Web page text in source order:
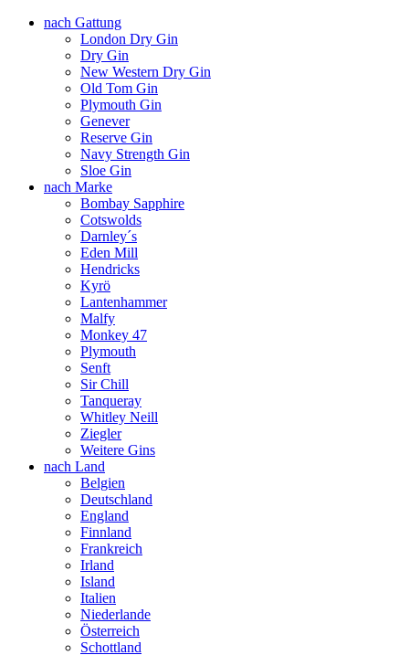
nach Gattung
London Dry Gin
Dry Gin
New Western Dry Gin
Old Tom Gin
Plymouth Gin
Genever
Reserve Gin
Navy Strength Gin
Sloe Gin
nach Marke
Bombay Sapphire
Cotswolds
Darnley´s
Eden Mill
Hendricks
Kyrö
Lantenhammer
Malfy
Monkey 47
Plymouth
Senft
Sir Chill
Tanqueray
Whitley Neill
Ziegler
Weitere Gins
nach Land
Belgien
Deutschland
England
Finnland
Frankreich
Irland
Island
Italien
Niederlande
Österreich
Schottland